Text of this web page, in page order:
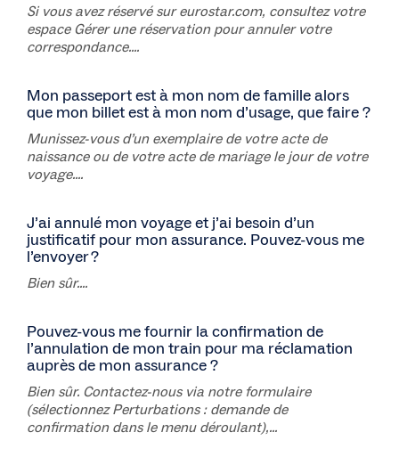
Si vous avez réservé sur eurostar.com, consultez votre
espace Gérer une réservation pour annuler votre
correspondance....
Mon passeport est à mon nom de famille alors
que mon billet est à mon nom d’usage, que faire ?
Munissez-vous d’un exemplaire de votre acte de
naissance ou de votre acte de mariage le jour de votre
voyage....
J’ai annulé mon voyage et j’ai besoin d’un
justificatif pour mon assurance. Pouvez-vous me
l’envoyer ?
Bien sûr....
Pouvez-vous me fournir la confirmation de
l’annulation de mon train pour ma réclamation
auprès de mon assurance ?
Bien sûr. Contactez-nous via notre formulaire
(sélectionnez Perturbations : demande de
confirmation dans le menu déroulant),...